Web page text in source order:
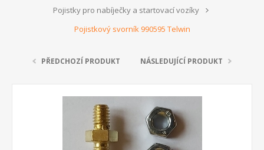
Pojistky pro nabíječky a startovací vozíky
Pojistkový svorník 990595 Telwin
PŘEDCHOZÍ PRODUKT NÁSLEDUJÍCÍ PRODUKT